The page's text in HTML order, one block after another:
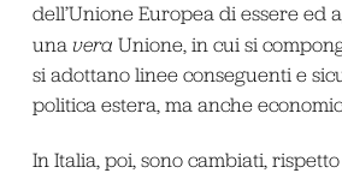
dell’Unione Europea di essere ed
una vera Unione, in cui si
si adottano linee conseguenti e
politica estera, ma anche
In Italia, poi, sono cambiati,